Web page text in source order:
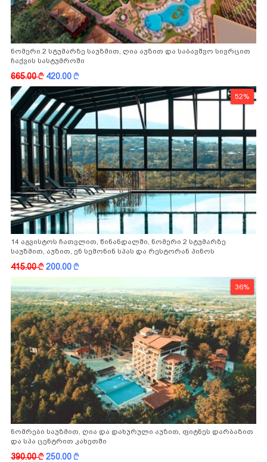
ნომერი 2 სტუმარზე საუზმით, ღია აუზით და საბავშვო სივრცით
ჩაქვის სასტუმროში
665.00k 420.00k
52%
14 აგვისტოს ჩათვლით, წინანდალში, ნომერი 2 სტუმარზე
საუზმით, აუზით, ენ სემონინ სპას და რესტორან პინოს
415.00k200.00k
36%
ნომრები საუზმით, ღია და დახურული აუზით, ფიტნეს დარბაზით
და სპა ცენტრით კახეთში
390.00k250.00k